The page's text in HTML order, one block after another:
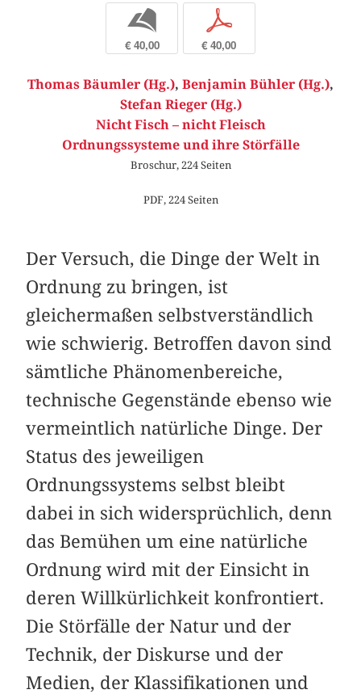
b
€ 40,00
p
€ 40,00
Thomas Bäumler (Hg.), Benjamin Bühler (Hg.),
Stefan Rieger (Hg.)
Nicht Fisch – nicht Fleisch
Ordnungssysteme und ihre Störfälle
Broschur, 224 Seiten
PDF, 224 Seiten
Der Versuch, die Dinge der Welt in
Ordnung zu bringen, ist
gleichermaßen selbstverständlich
wie schwierig. Betroffen davon sind
sämtliche Phänomenbereiche,
technische Gegenstände ebenso wie
vermeintlich natürliche Dinge. Der
Status des jeweiligen
Ordnungssystems selbst bleibt
dabei in sich widersprüchlich, denn
das Bemühen um eine natürliche
Ordnung wird mit der Einsicht in
deren Willkürlichkeit konfrontiert.
Die Störfälle der Natur und der
Technik, der Diskurse und der
Medien, der Klassifikationen und